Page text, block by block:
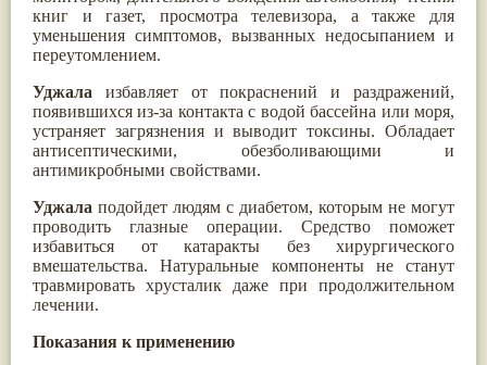
книг и газет, просмотра телевизора, а также для
уменьшения симптомов, вызванных недосыпанием и
переутомлением.
Уджала избавляет от покраснений и раздражений,
появившихся из-за контакта с водой бассейна или моря,
устраняет загрязнения и выводит токсины. Обладает
антисептическими, обезболивающими и
антимикробными свойствами.
Уджала подойдет людям с диабетом, которым не могут
проводить глазные операции. Средство поможет
избавиться от катаракты без хирургического
вмешательства. Натуральные компоненты не станут
травмировать хрусталик даже при продолжительном
лечении.
Показания к применению
Паслён черный(13)
Ипомея(12)
Коричник цейлонский
Розовая соль(12)
Сверция(12)
Виноград(11)
Каменная соль(11)
Коровье молоко(11)
Ним(11)
Патала(11)
Перец чаба(11)
Соссюрея/кушта(11)
Турпет(11)
Алойное дерево
Пармелия(10)